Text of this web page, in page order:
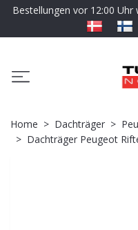
Bestellungen vor 12:00
Home Dachträger
Dachträger Peugeot